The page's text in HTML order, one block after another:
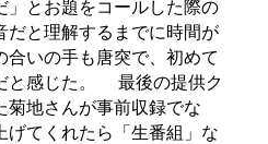
」とお題をコールした際の
だと理解するまでに時間が
合いの手も唐突で、初めて
感じた。
最後の提供ク
菊地さんが事前収録でな
げてくれたら「生番組」な